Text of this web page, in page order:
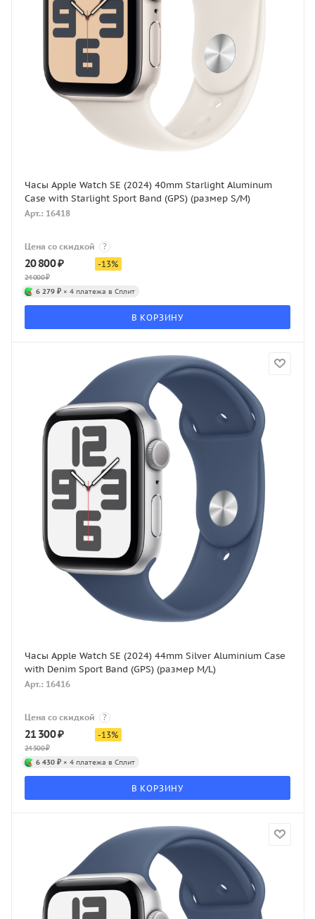
Часы Apple Watch SE (2024) 40mm Starlight Aluminum
Case with Starlight Sport Band (GPS) (размер S/M)
Арт.: 16418
Цена со скидкой ?
20 800₽
24 000₽
-13%
6 279 ₽ × 4 платежа в Сплит
В КОРЗИНУ
Часы Apple Watch SE (2024) 44mm Silver Aluminium Case
with Denim Sport Band (GPS) (размер M/L)
Арт.: 16416
Цена со скидкой ?
21 300₽
24 500₽
-13%
6 430 ₽ × 4 платежа в Сплит
В КОРЗИНУ